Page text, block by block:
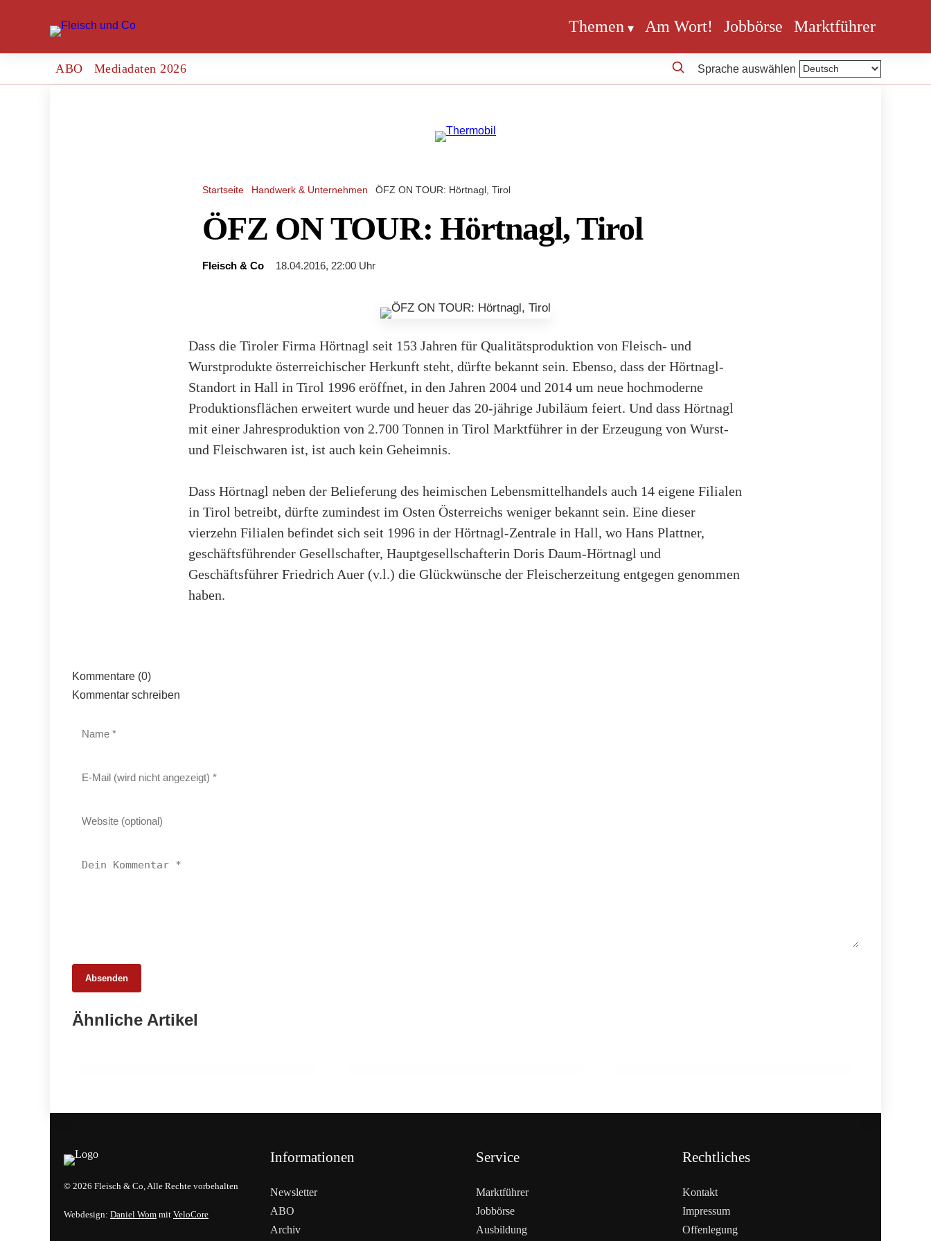
Themen Am Wort! Jobbörse Marktführer
ABO Mediadaten 2026 Sprache auswählen
Startseite Handwerk & Unternehmen ÖFZ ON TOUR: Hörtnagl, Tirol
ÖFZ ON TOUR: Hörtnagl, Tirol
Fleisch & Co 18.04.2016, 22:00 Uhr
Dass die Tiroler Firma Hörtnagl seit 153 Jahren für Qualitätsproduktion von Fleisch- und
Wurstprodukte österreichischer Herkunft steht, dürfte bekannt sein. Ebenso, dass der Hörtnagl-
Standort in Hall in Tirol 1996 eröffnet, in den Jahren 2004 und 2014 um neue hochmoderne
Produktionsflächen erweitert wurde und heuer das 20-jährige Jubiläum feiert. Und dass Hörtnagl
mit einer Jahresproduktion von 2.700 Tonnen in Tirol Marktführer in der Erzeugung von Wurst-
und Fleischwaren ist, ist auch kein Geheimnis.
Dass Hörtnagl neben der Belieferung des heimischen Lebensmittelhandels auch 14 eigene Filialen
in Tirol betreibt, dürfte zumindest im Osten Österreichs weniger bekannt sein. Eine dieser
vierzehn Filialen befindet sich seit 1996 in der Hörtnagl-Zentrale in Hall, wo Hans Plattner,
geschäftsführender Gesellschafter, Hauptgesellschafterin Doris Daum-Hörtnagl und
Geschäftsführer Friedrich Auer (v.l.) die Glückwünsche der Fleischerzeitung entgegen genommen
haben.
Kommentare (0)
Kommentar schreiben
Absenden
Ähnliche Artikel
Ehrpfennig für Kärntner
WEITERLESEN
© 2026 Fleisch & Co, Alle Rechte vorbehalten
Webdesign: Daniel Wom mit VeloCore
Informationen
Newsletter
ABO
Archiv
Service
Marktführer
Jobbörse
Ausbildung
Rechtliches
Kontakt
Impressum
Offenlegung